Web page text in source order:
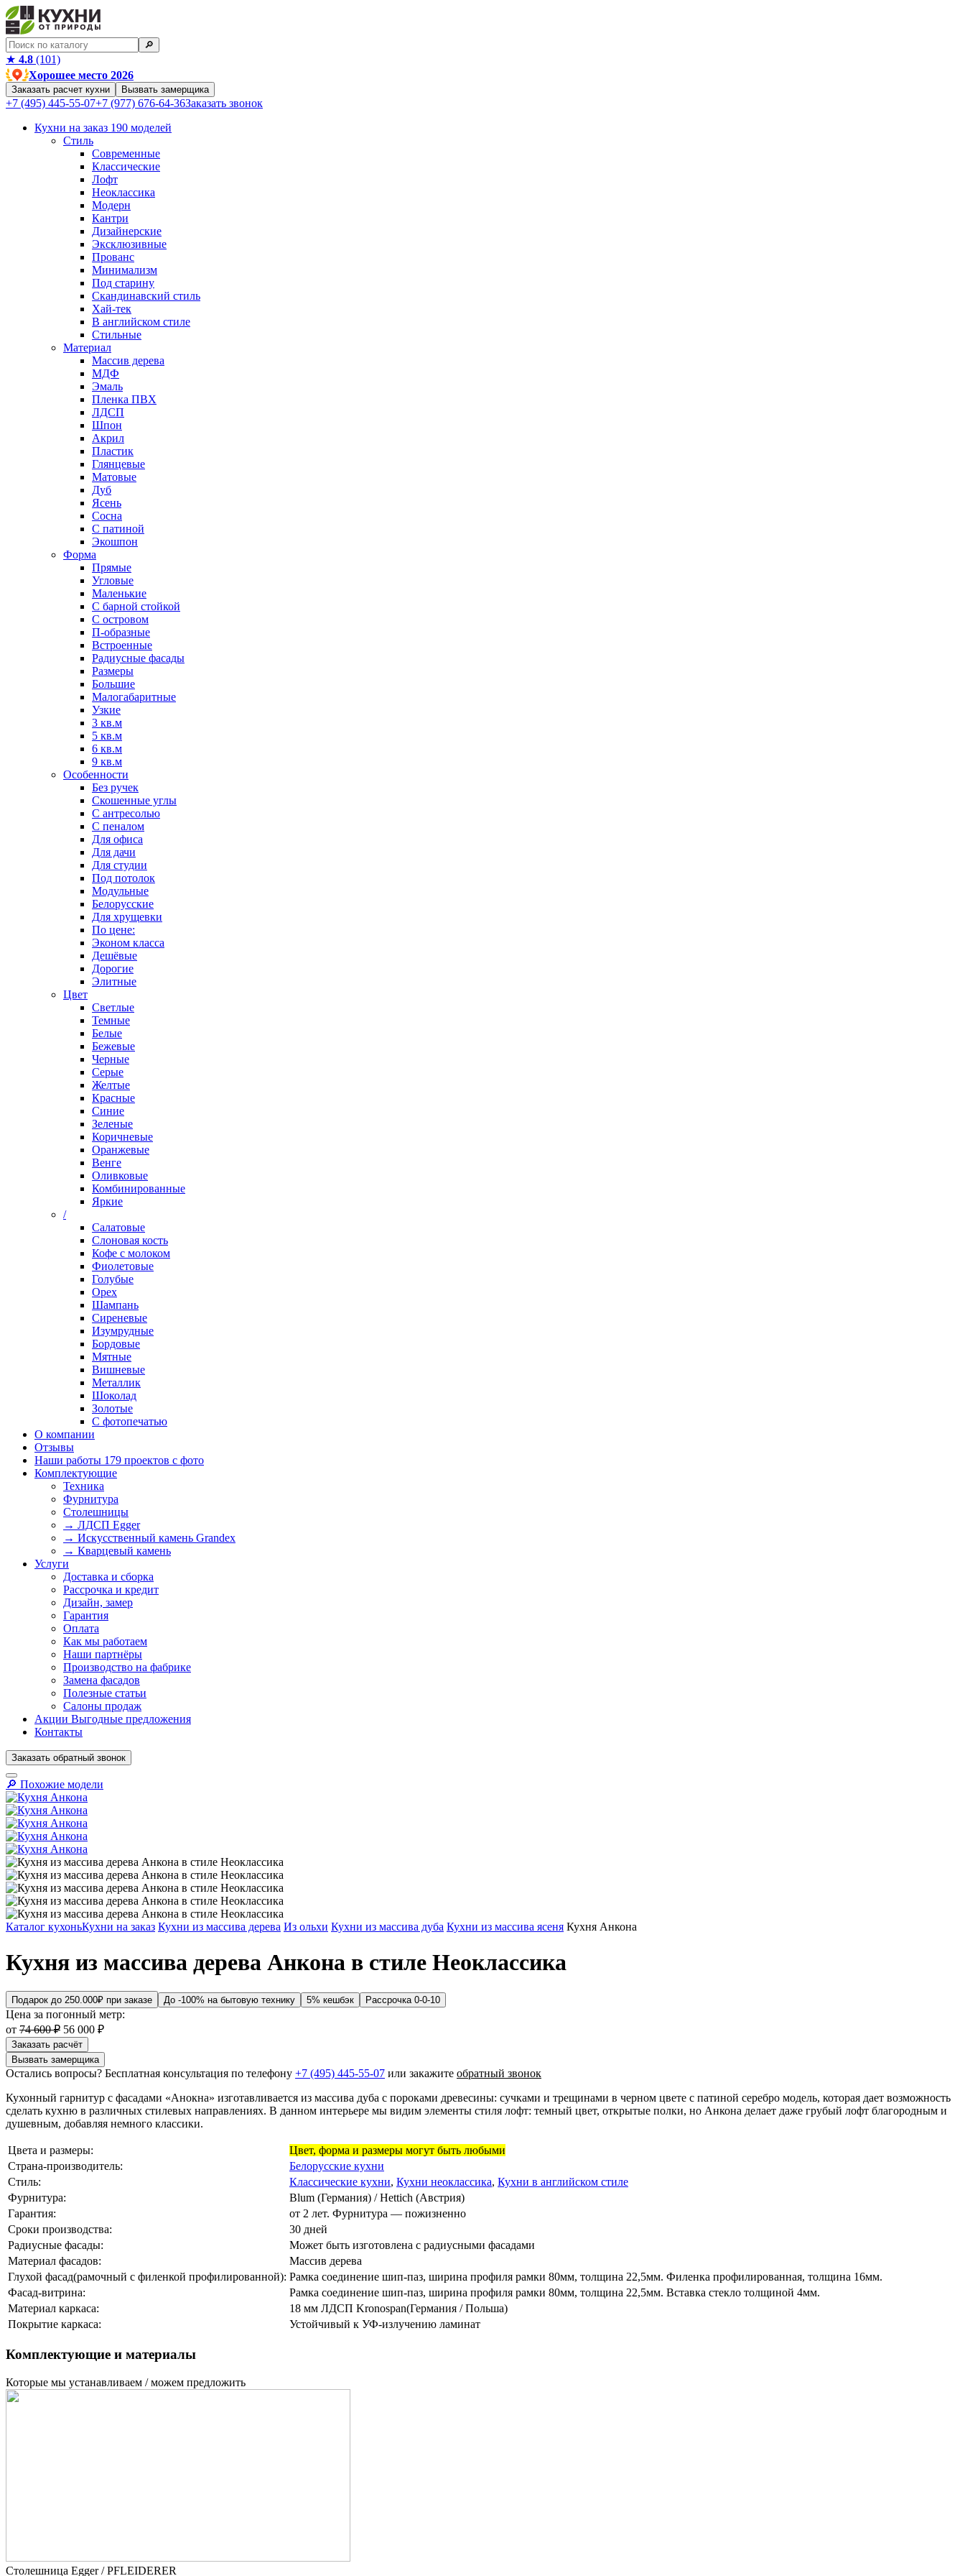
🔎︎
★ 4.8 (101)
Хорошее место 2026
Заказать расчет кухни Вызвать замерщика
+7 (495) 445-55-07+7 (977) 676-64-36Заказать звонок
Кухни на заказ 190 моделей
Стиль
Современные
Классические
Лофт
Неоклассика
Модерн
Кантри
Дизайнерские
Эксклюзивные
Прованс
Минимализм
Под старину
Скандинавский стиль
Хай-тек
В английском стиле
Стильные
Материал
Массив дерева
МДФ
Эмаль
Пленка ПВХ
ЛДСП
Шпон
Акрил
Пластик
Глянцевые
Матовые
Дуб
Ясень
Сосна
С патиной
Экошпон
Форма
Прямые
Угловые
Маленькие
С барной стойкой
С островом
П-образные
Встроенные
Радиусные фасады
Размеры
Большие
Малогабаритные
Узкие
3 кв.м
5 кв.м
6 кв.м
9 кв.м
Особенности
Без ручек
Скошенные углы
С антресолью
С пеналом
Для офиса
Для дачи
Для студии
Под потолок
Модульные
Белорусские
Для хрущевки
По цене:
Эконом класса
Дешёвые
Дорогие
Элитные
Цвет
Светлые
Темные
Белые
Бежевые
Черные
Серые
Желтые
Красные
Синие
Зеленые
Коричневые
Оранжевые
Венге
Оливковые
Комбинированные
Яркие
/
Салатовые
Слоновая кость
Кофе с молоком
Фиолетовые
Голубые
Орех
Шампань
Сиреневые
Изумрудные
Бордовые
Мятные
Вишневые
Металлик
Шоколад
Золотые
С фотопечатью
О компании
Отзывы
Наши работы 179 проектов с фото
Комплектующие
Техника
Фурнитура
Столешницы
→ ЛДСП Egger
→ Искусственный камень Grandex
→ Кварцевый камень
Услуги
Доставка и сборка
Рассрочка и кредит
Дизайн, замер
Гарантия
Оплата
Как мы работаем
Наши партнёры
Производство на фабрике
Замена фасадов
Полезные статьи
Салоны продаж
Акции Выгодные предложения
Контакты
Заказать обратный звонок
🔎︎ Похожие модели
Кухни на заказ Кухни из массива дерева Из ольхи Кухни из массива дуба Кухни из массива ясеня Кухня Анкона
Кухня из массива дерева Анкона в стиле Неоклассика
Подарок до 250.000₽ при заказе До -100% на бытовую технику 5% кешбэк Рассрочка 0-0-10
Цена за погонный метр:
от 74 600 ₽ 56 000 ₽
Заказать расчёт
Вызвать замерщика
Остались вопросы? Бесплатная консультация по телефону +7 (495) 445-55-07 или закажите обратный звонок
Кухонный гарнитур с фасадами «Анокна» изготавливается из массива дуба с пороками древесины: сучками и трещинами в черном цвете с патиной серебро модель, которая дает возможность
сделать кухню в различных стилевых направлениях. В данном интерьере мы видим элементы стиля лофт: темный цвет, открытые полки, но Анкона делает даже грубый лофт благородным и
душевным, добавляя немного классики.
Цвета и размеры:
Цвет, форма и размеры могут быть любыми
Страна-производитель:
Белорусские кухни
Стиль:
Классические кухни, Кухни неоклассика, Кухни в английском стиле
Фурнитура:
Blum (Германия) / Hettich (Австрия)
Гарантия:
от 2 лет. Фурнитура — пожизненно
Сроки производства:
30 дней
Радиусные фасады:
Может быть изготовлена с радиусными фасадами
Материал фасадов:
Массив дерева
Глухой фасад(рамочный с филенкой профилированной): Рамка соединение шип-паз, ширина профиля рамки 80мм, толщина 22,5мм. Филенка профилированная, толщина 16мм.
Фасад-витрина:
Рамка соединение шип-паз, ширина профиля рамки 80мм, толщина 22,5мм. Вставка стекло толщиной 4мм.
Материал каркаса:
18 мм ЛДСП Kronospan(Германия / Польша)
Покрытие каркаса:
Устойчивый к УФ-излучению ламинат
Комплектующие и материалы
Которые мы устанавливаем / можем предложить
Столешница Egger / PFLEIDERER